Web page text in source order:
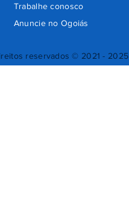
reservados © 2021 - 2025
Trabalhe conosco
Anuncie no Ogoiás